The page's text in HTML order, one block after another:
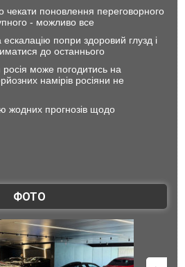
чекати поновлення переговорного
- можливо все
попри здоровий глузд і
до останнього
може погодитись на
намірів росіяни не
жодних прогнозів щодо
ФОТО